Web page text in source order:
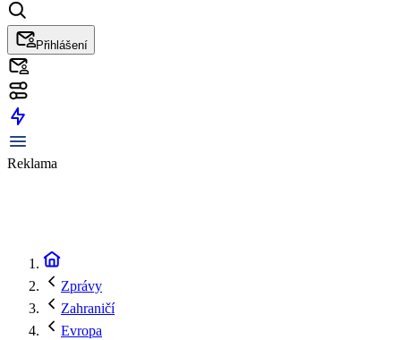
Přihlášení
Reklama
Zprávy
Zahraničí
Evropa